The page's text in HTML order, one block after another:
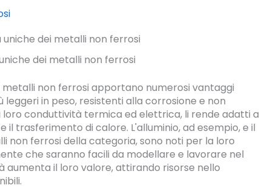
dei metalli non ferrosi
non ferrosi apportano numerosi vantaggi
leggeri in peso, resistenti alla corrosione e non
conduttività termica ed elettrica, li rende adatti a
trasferimento di calore. L'alluminio, ad esempio, e il
non ferrosi della categoria, sono noti per la loro
che saranno facili da modellare e lavorare nel
aumenta il loro valore, attirando risorse nello